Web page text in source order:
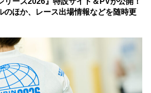
のほか、レース出場情報などを随時更